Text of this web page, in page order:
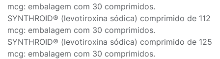
mcg: embalagem com 30 comprimidos.
SYNTHROID® (levotiroxina sódica) comprimido de 112
mcg: embalagem com 30 comprimidos.
SYNTHROID® (levotiroxina sódica) comprimido de 125
mcg: embalagem com 30 comprimidos.